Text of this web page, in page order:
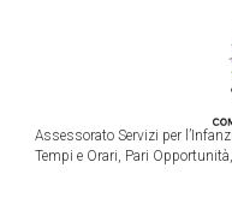
Assessorato Servizi per
Tempi e Orari, Pari